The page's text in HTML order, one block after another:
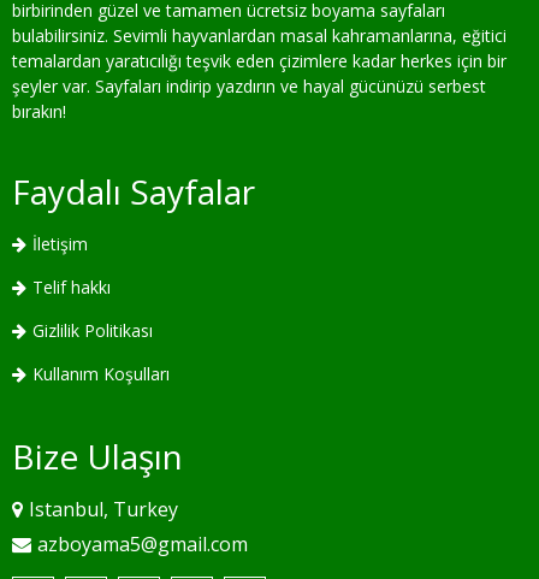
birbirinden güzel ve tamamen ücretsiz boyama sayfaları
bulabilirsiniz. Sevimli hayvanlardan masal kahramanlarına, eğitici
temalardan yaratıcılığı teşvik eden çizimlere kadar herkes için bir
şeyler var. Sayfaları indirip yazdırın ve hayal gücünüzü serbest
bırakın!
Faydalı Sayfalar
İletişim
Telif hakkı
Gizlilik Politikası
Kullanım Koşulları
Bize Ulaşın
Istanbul, Turkey
azboyama5@gmail.com